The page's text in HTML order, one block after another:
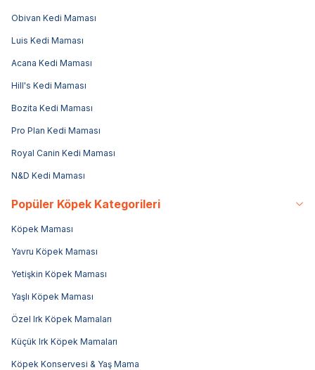
Obivan Kedi Maması
Luis Kedi Maması
Acana Kedi Maması
Hill's Kedi Maması
Bozita Kedi Maması
Pro Plan Kedi Maması
Royal Canin Kedi Maması
N&D Kedi Maması
Popüler Köpek Kategorileri
Köpek Maması
Yavru Köpek Maması
Yetişkin Köpek Maması
Yaşlı Köpek Maması
Özel Irk Köpek Mamaları
Küçük Irk Köpek Mamaları
Köpek Konservesi & Yaş Mama